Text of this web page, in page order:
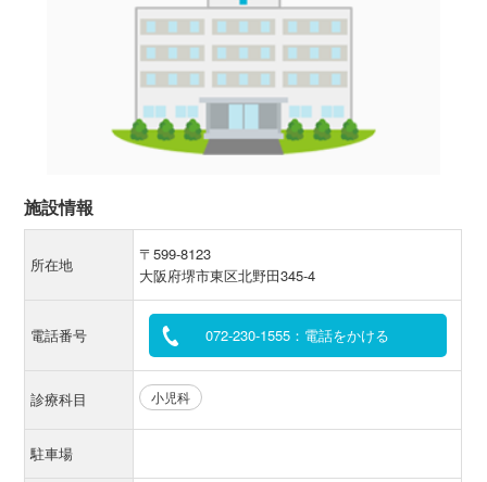
施設情報
所在地
〒599-8123
大阪府堺市東区北野田345-4
電話番号 072-230-1555：電話をかける
診療科目 小児科
駐車場